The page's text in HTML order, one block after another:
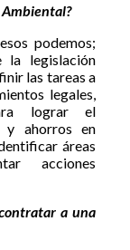
podemos;
la legislación
las tareas a
legales,
lograr el
y ahorros en
áreas
acciones
a una